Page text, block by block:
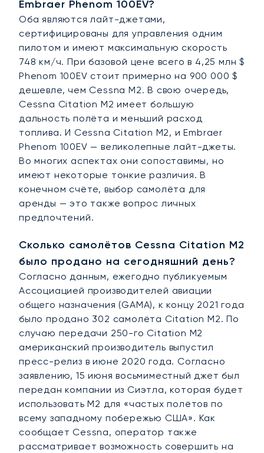
Embraer Phenom 100EV?
Оба являются лайт-джетами,
сертифицированы для управления одним
пилотом и имеют максимальную скорость
748 км/ч. При базовой цене всего в 4,25 млн $
Phenom 100EV стоит примерно на 900 000 $
дешевле, чем Cessna M2. В свою очередь,
Cessna Citation M2 имеет большую
дальность полёта и меньший расход
топлива. И Cessna Citation M2, и Embraer
Phenom 100EV — великолепные лайт-джеты.
Во многих аспектах они сопоставимы, но
имеют некоторые тонкие различия. В
конечном счёте, выбор самолёта для
аренды — это также вопрос личных
предпочтений.
Сколько самолётов Cessna Citation M2
было продано на сегодняшний день?
Согласно данным, ежегодно публикуемым
Ассоциацией производителей авиации
общего назначения (GAMA), к концу 2021 года
было продано 302 самолёта Citation M2. По
случаю передачи 250-го Citation M2
американский производитель выпустил
пресс-релиз в июне 2020 года. Согласно
заявлению, 15 июня восьмиместный джет был
передан компании из Сиэтла, которая будет
использовать M2 для «частых полётов по
всему западному побережью США». Как
сообщает Cessna, оператор также
рассматривает возможность совершить на